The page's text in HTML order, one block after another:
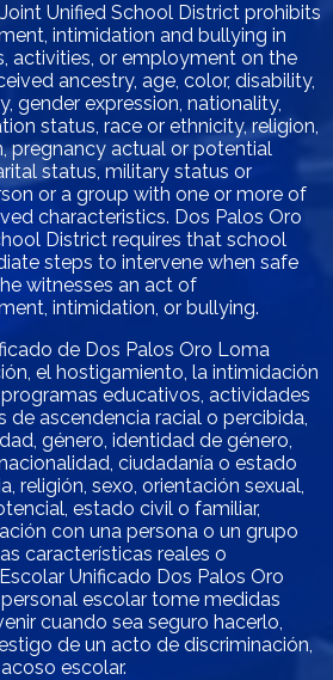
Unified School District prohibits
intimidation and bullying in
activities, or employment on the
ancestry, age, color, disability,
gender expression, nationality,
status, race or ethnicity, religion,
pregnancy actual or potential
status, military status or
or a group with one or more of
characteristics. Dos Palos Oro
District requires that school
steps to intervene when safe
witnesses an act of
intimidation, or bullying.
de Dos Palos Oro Loma
el hostigamiento, la intimidación
educativos, actividades
ascendencia racial o percibida,
género, identidad de género,
ciudadanía o estado
religión, sexo, orientación sexual,
estado civil o familiar,
con una persona o un grupo
características reales o
Unificado Dos Palos Oro
escolar tome medidas
cuando sea seguro hacerlo,
de un acto de discriminación,
escolar.